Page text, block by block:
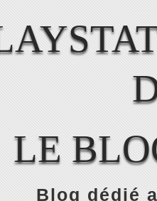
LE
Blog dédié